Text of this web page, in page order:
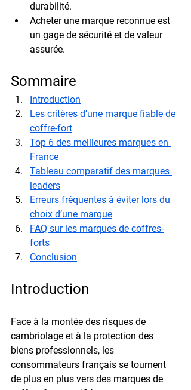
durabilité.
Acheter une marque reconnue est
un gage de sécurité et de valeur
assurée.
Sommaire
Introduction
Les critères d’une marque fiable de
coffre-fort
Top 6 des meilleures marques en
France
Tableau comparatif des marques
leaders
Erreurs fréquentes à éviter lors du
choix d’une marque
FAQ sur les marques de coffres-
forts
Conclusion
Introduction
Face à la montée des risques de
cambriolage et à la protection des
biens professionnels, les
consommateurs français se tournent
de plus en plus vers des marques de